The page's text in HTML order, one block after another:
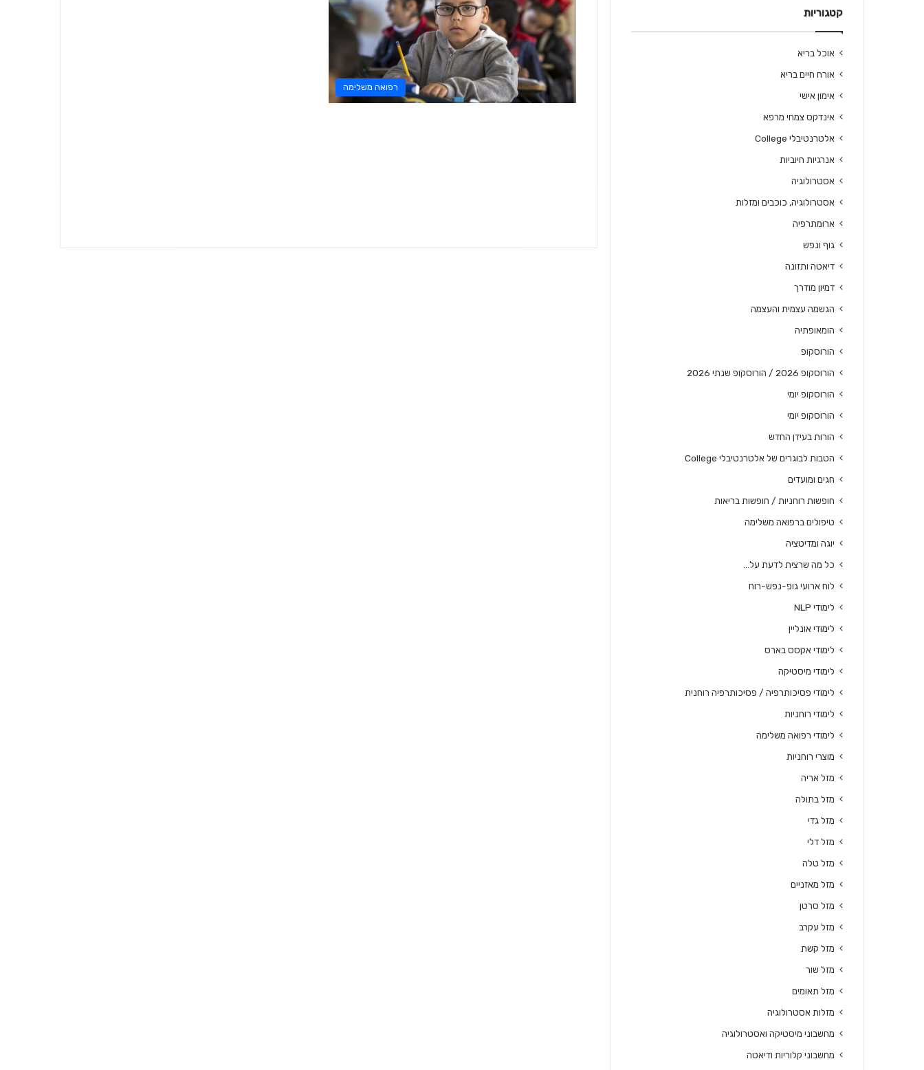
רפואה משלימה
קטגוריות
אוכל בריא
אורח חיים בריא
אימון אישי
אינדקס צמחי מרפא
אלטרנטיבלי College
אנרגיות חיוביות
אסטרולוגיה
אסטרולוגיה, כוכבים ומזלות
ארומתרפיה
גוף ונפש
דיאטה ותזונה
דמיון מודרך
הגשמה עצמית והעצמה
הומאופתיה
הורוסקופ
הורוסקופ 2026 / הורוסקופ שנתי 2026
הורוסקופ יומי
הורוסקופ יומי
הורות בעידן החדש
הטבות לבוגרים של אלטרנטיבלי College
חגים ומועדים
חופשות רוחניות / חופשות בריאות
טיפולים ברפואה משלימה
יוגה ומדיטציה
כל מה שרצית לדעת על…
לוח ארועי גופ-נפש-רוח
לימודי NLP
לימודי אונליין
לימודי אקסס בארס
לימודי מיסטיקה
לימודי פסיכותרפיה / פסיכותרפיה רוחנית
לימודי רוחניות
לימודי רפואה משלימה
מוצרי רוחניות
מזל אריה
מזל בתולה
מזל גדי
מזל דלי
מזל טלה
מזל מאזניים
מזל סרטן
מזל עקרב
מזל קשת
מזל שור
מזל תאומים
מזלות אסטרולוגיה
מחשבוני מיסטיקה ואסטרולוגיה
מחשבוני קלוריות ודיאטה